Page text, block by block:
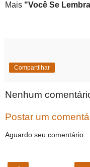
Mais "Você Se
Compartilhar
Nenhum
Postar um
Aguardo seu comentário.